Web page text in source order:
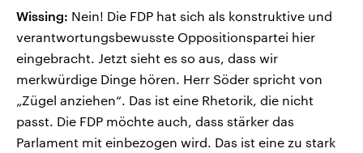
Wissing: Nein! Die FDP hat sich als konstruktive und
verantwortungsbewusste Oppositionspartei hier
eingebracht. Jetzt sieht es so aus, dass wir
merkwürdige Dinge hören. Herr Söder spricht von
„Zügel anziehen“. Das ist eine Rhetorik, die nicht
passt. Die FDP möchte auch, dass stärker das
Parlament mit einbezogen wird. Das ist eine zu stark